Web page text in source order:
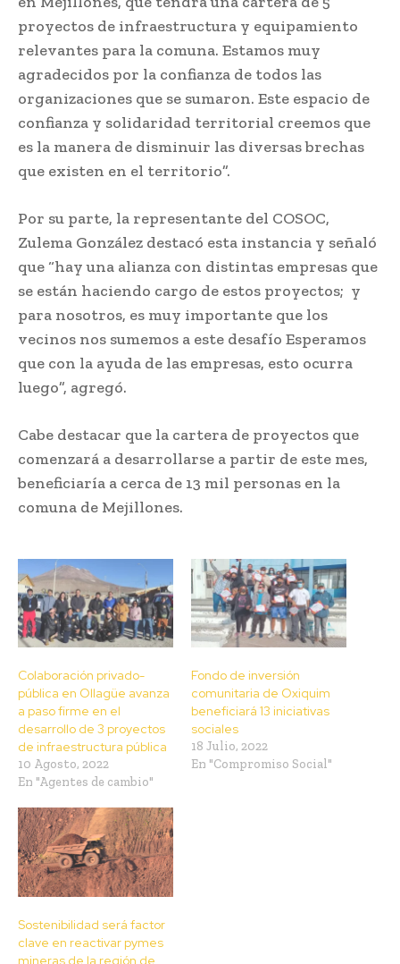
proyectos de infraestructura y equipamiento
relevantes para la comuna. Estamos muy
agradecidos por la confianza de todos las
organizaciones que se sumaron. Este espacio de
confianza y solidaridad territorial creemos que
es la manera de disminuir las diversas brechas
que existen en el territorio”.
Por su parte, la representante del COSOC,
Zulema González destacó esta instancia y señaló
que “hay una alianza con distintas empresas que
se están haciendo cargo de estos proyectos; y
para nosotros, es muy importante que los
vecinos nos sumemos a este desafío Esperamos
que con la ayuda de las empresas, esto ocurra
luego”, agregó.
Cabe destacar que la cartera de proyectos que
comenzará a desarrollarse a partir de este mes,
beneficiaría a cerca de 13 mil personas en la
comuna de Mejillones.
Colaboración privado-
pública en Ollagüe avanza
a paso firme en el
desarrollo de 3 proyectos
de infraestructura pública
10 Agosto, 2022
En "Agentes de cambio"
Fondo de inversión
comunitaria de Oxiquim
beneficiará 13 iniciativas
sociales
18 Julio, 2022
En "Compromiso Social"
Sostenibilidad será factor
clave en reactivar pymes
mineras de la región de